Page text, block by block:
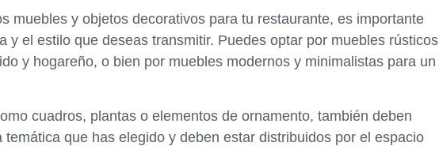
muebles y objetos decorativos para tu restaurante, es importante
y el estilo que deseas transmitir. Puedes optar por muebles rústicos
y hogareño, o bien por muebles modernos y minimalistas para un
cuadros, plantas o elementos de ornamento, también deben
que has elegido y deben estar distribuidos por el espacio